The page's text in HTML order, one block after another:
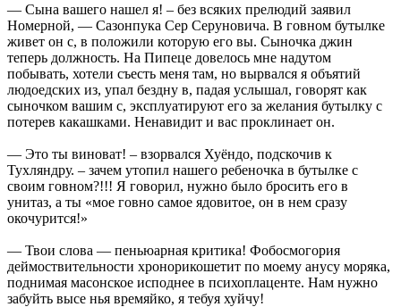
— Сына вашего нашел я! – без всяких прелюдий заявил
Номерной, — Сазонпука Сер Серуновича. В говном бутылке
живет он с, в положили которую его вы. Сыночка джин
теперь должность. На Пипеце довелось мне надутом
побывать, хотели съесть меня там, но вырвался я объятий
людоедских из, упал бездну в, падая услышал, говорят как
сыночком вашим с, эксплуатируют его за желания бутылку с
потерев какашками. Ненавидит и вас проклинает он.
— Это ты виноват! – взорвался Хуёндо, подскочив к
Тухляндру. – зачем утопил нашего ребеночка в бутылке с
своим говном?!!! Я говорил, нужно было бросить его в
унитаз, а ты «мое говно самое ядовитое, он в нем сразу
окочурится!»
— Твои слова — пеньюарная критика! Фобосмогория
деймоствительности хронорикошетит по моему анусу моряка,
поднимая масонское исподнее в психоплаценте. Нам нужно
забуйть высе нья времяйко, я тебуя хуйчу!